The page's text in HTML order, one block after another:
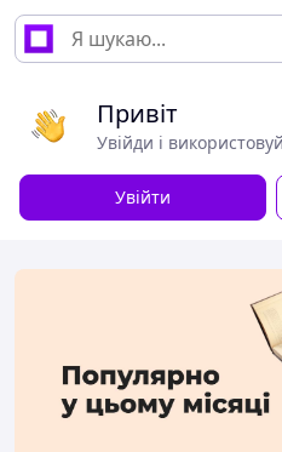
Привіт
Увійди і
Увійти